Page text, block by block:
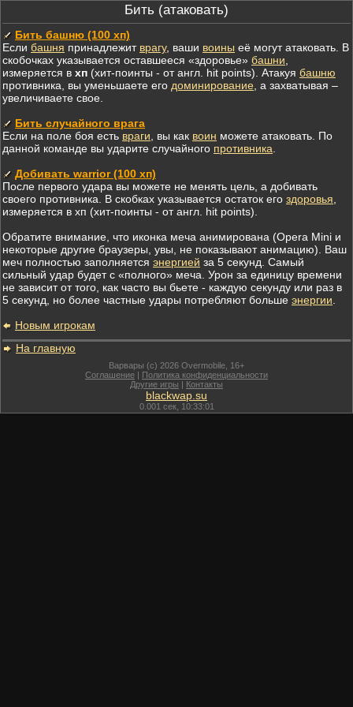
Бить (атаковать)
Бить башню (100 хп)
Если башня принадлежит врагу, ваши воины её могут атаковать. В
скобочках указывается оставшееся «здоровье» башни
измеряется в хп (хит-поинты - от англ. hit points). Атакуя башню
противника, вы уменьшаете его доминирование , а захватывая –
увеличиваете свое.
Бить случайного врага
Если на поле боя есть враги , вы как воин можете атаковать. По
данной команде вы ударите случайного противника
Добивать warrior (100 хп)
После первого удара вы можете не менять цель, а добивать
своего противника. В скобках указывается остаток его здоровья
измеряется в хп (хит-поинты - от англ. hit points).
Обратите внимание, что иконка меча анимирована (Opera Mini и
некоторые другие браузеры, увы, не показывают анимацию). Ваш
меч полностью заполняется энергией за 5 секунд. Самый
сильный удар будет с «полного» меча. Урон за единицу времени
не зависит от того, как часто вы бьете - каждую секунду или раз в
5 секунд, но более частные удары потребляют больше энергии
Новым игрокам
На главную
Варвары (c) 2026 Overmobile, 16+
Соглашение | Политика конфиденциальности
Другие игры | Контакты
blackwap.su
0.001 сек, 10:33:01